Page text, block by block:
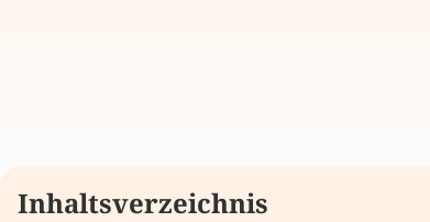
Inhaltsverzeichnis